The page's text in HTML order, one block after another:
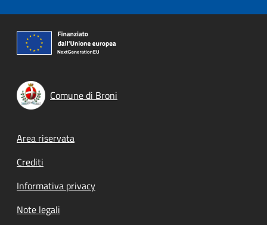
Comune di Broni
Footer menu
Area riservata
Crediti
Informativa privacy
Note legali